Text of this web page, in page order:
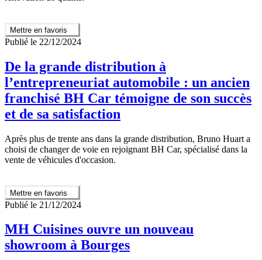
Mettre en favoris
Publié le 22/12/2024
De la grande distribution à
l’entrepreneuriat automobile : un ancien
franchisé BH Car témoigne de son succès
et de sa satisfaction
Après plus de trente ans dans la grande distribution, Bruno Huart a
choisi de changer de voie en rejoignant BH Car, spécialisé dans la
vente de véhicules d'occasion.
Mettre en favoris
Publié le 21/12/2024
MH Cuisines ouvre un nouveau
showroom à Bourges